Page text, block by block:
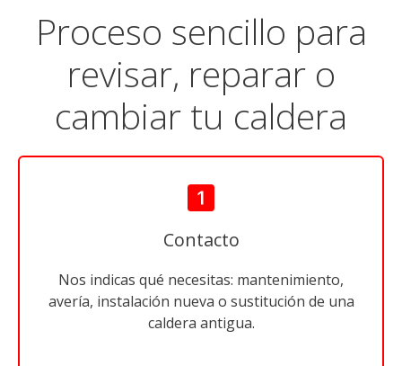
Proceso sencillo para
revisar, reparar o
cambiar tu caldera
Contacto
Nos indicas qué necesitas: mantenimiento,
avería, instalación nueva o sustitución de una
caldera antigua.